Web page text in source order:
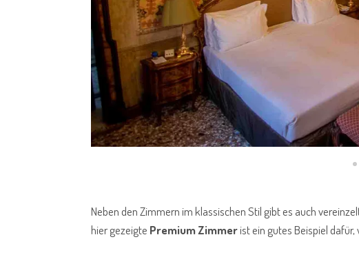
Neben den Zimmern im klassischen Stil gibt es auch
hier gezeigte Premium Zimmerist ein gutes Beispiel